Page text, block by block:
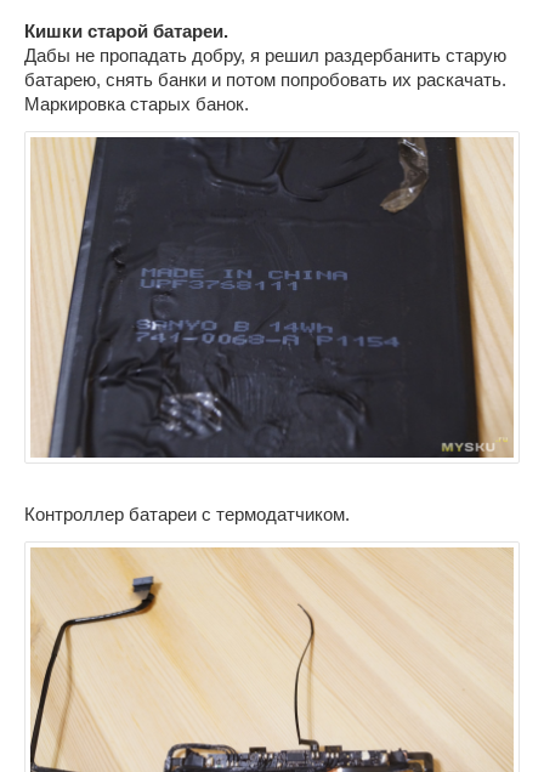
Кишки старой батареи.
Дабы не пропадать добру, я решил раздербанить старую
батарею, снять банки и потом попробовать их раскачать.
Маркировка старых банок.
Контроллер батареи с термодатчиком.